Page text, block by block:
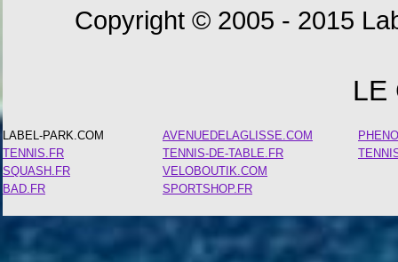
Copyright © 2005 - 2015
LE
LABEL-PARK.COM
TENNIS.FR
SQUASH.FR
BAD.FR
AVENUEDELAGLISSE.COM
TENNIS-DE-TABLE.FR
VELOBOUTIK.COM
SPORTSHOP.FR